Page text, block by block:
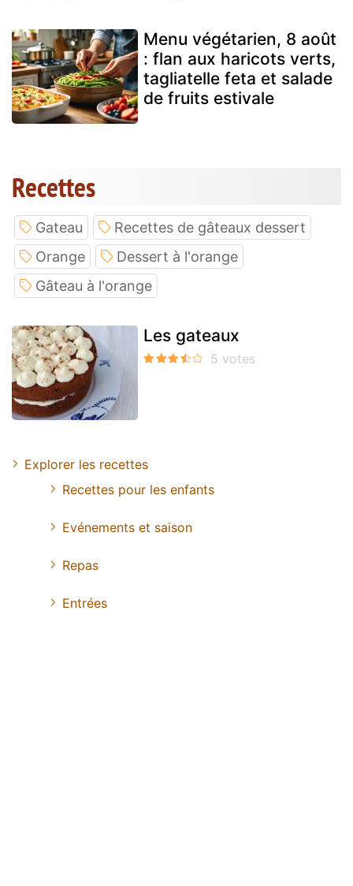
Menu végétarien, 8 août
: flan aux haricots verts,
tagliatelle feta et salade
de fruits estivale
Recettes
Gateau
Recettes de gâteaux dessert
Orange
Dessert à l'orange
Gâteau à l'orange
Les gateaux
Explorer les recettes
Recettes pour les enfants
Evénements et saison
Repas
Entrées